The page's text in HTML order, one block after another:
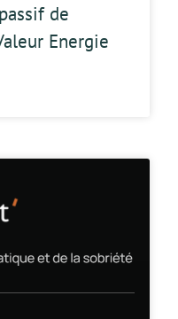
de
Energie